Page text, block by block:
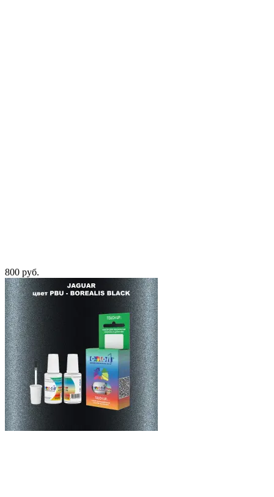
800 руб.